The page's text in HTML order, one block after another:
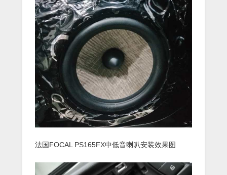
法国FOCAL PS165FX中低音喇叭安装效果图